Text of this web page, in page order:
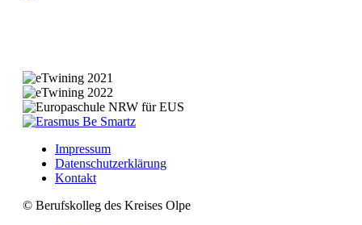
Impressum
Datenschutzerklärung
Kontakt
© Berufskolleg des Kreises Olpe